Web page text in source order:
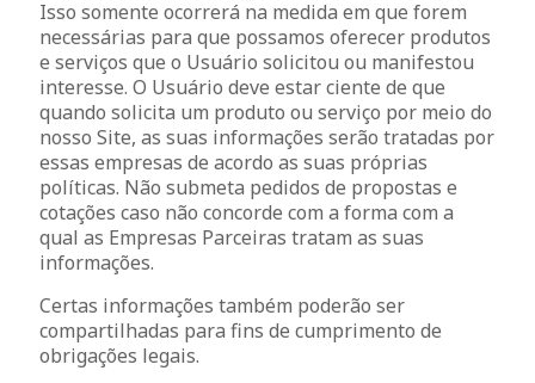
Isso somente ocorrerá na medida em que forem
necessárias para que possamos oferecer produtos
e serviços que o Usuário solicitou ou manifestou
interesse. O Usuário deve estar ciente de que
quando solicita um produto ou serviço por meio do
nosso Site, as suas informações serão tratadas por
essas empresas de acordo as suas próprias
políticas. Não submeta pedidos de propostas e
cotações caso não concorde com a forma com a
qual as Empresas Parceiras tratam as suas
informações.
Certas informações também poderão ser
compartilhadas para fins de cumprimento de
obrigações legais.